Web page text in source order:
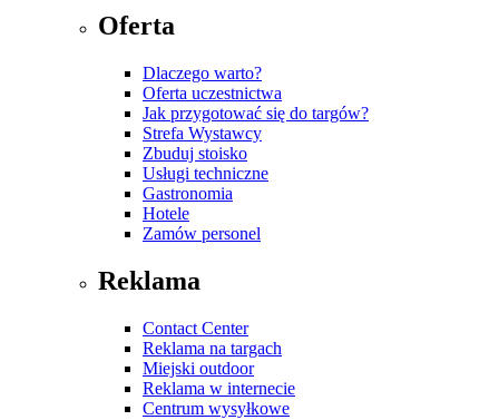
Oferta
Dlaczego warto?
Oferta uczestnictwa
Jak przygotować się do targów?
Strefa Wystawcy
Zbuduj stoisko
Usługi techniczne
Gastronomia
Hotele
Zamów personel
Reklama
Contact Center
Reklama na targach
Miejski outdoor
Reklama w internecie
Centrum wysyłkowe